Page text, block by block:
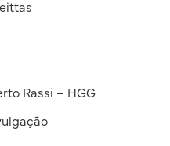
Rassi – HGG